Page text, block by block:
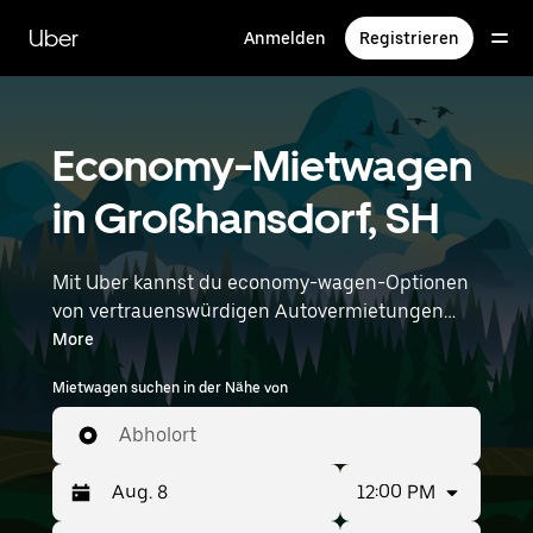
zum
Hauptinhalt
Uber Anmelden Registrieren
Economy-Mietwagen
in Großhansdorf, SH
Mit Uber kannst du economy-wagen-Optionen
von vertrauenswürdigen Autovermietungen
durchstöbern. Economy-Wagen sind eine
budgetfreundliche Mietoption – ideal für kurze
Ausflüge und alltägliche Besorgungen. Gib
deine Zeit- und Standortangaben (z. B.
Hamburg Airport) ein, um economy-wagen-
Vermietungen in deiner Nähe zu finden.
More
Mietwagen suchen in der Nähe von
Abholort
12:00 PM